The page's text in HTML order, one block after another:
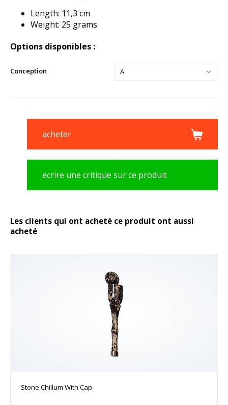
Length: 11,3 cm
Weight: 25 grams
Options disponibles :
Conception A
acheter
ecrire une critique sur ce produit
Les clients qui ont acheté ce produit ont aussi
acheté
Stone Chillum With Cap